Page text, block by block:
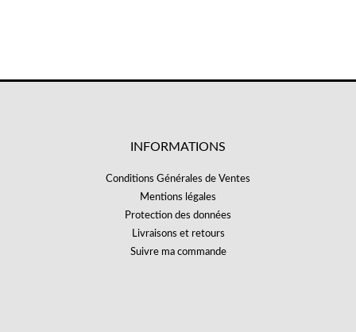
INFORMATIONS
Conditions Générales de Ventes
Mentions légales
Protection des données
Livraisons et retours
Suivre ma commande